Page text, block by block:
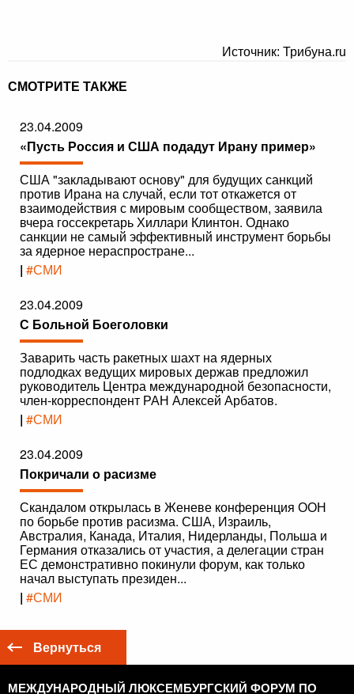
Источник: Трибуна.ru
СМОТРИТЕ ТАКЖЕ
23.04.2009
«Пусть Россия и США подадут Ирану пример»
США "закладывают основу" для будущих санкций
против Ирана на случай, если тот откажется от
взаимодействия с мировым сообществом, заявила
вчера госсекретарь Хиллари Клинтон. Однако
санкции не самый эффективный инструмент борьбы
за ядерное нераспростране...
| #СМИ
23.04.2009
С Больной Боеголовки
Заварить часть ракетных шахт на ядерных
подлодках ведущих мировых держав предложил
руководитель Центра международной безопасности,
член-корреспондент РАН Алексей Арбатов.
| #СМИ
23.04.2009
Покричали о расизме
Скандалом открылась в Женеве конференция ООН
по борьбе против расизма. США, Израиль,
Австралия, Канада, Италия, Нидерланды, Польша и
Германия отказались от участия, а делегации стран
ЕС демонстративно покинули форум, как только
начал выступать президен...
| #СМИ
Вернуться
МЕЖДУНАРОДНЫЙ ЛЮКСЕМБУРГСКИЙ ФОРУМ ПО